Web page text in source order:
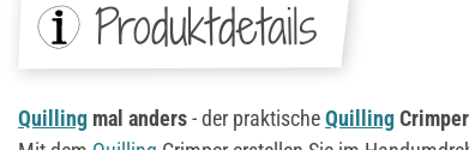
Produktdetails
Quilling mal anders- der praktischeQuillingCrimper